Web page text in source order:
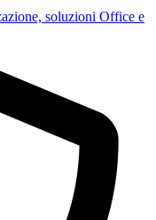
soluzioni Office e